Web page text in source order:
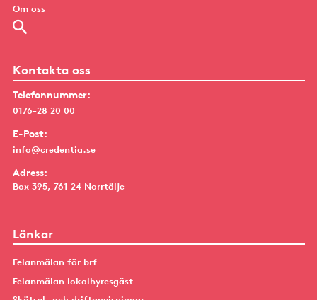
Om oss
Kontakta oss
Telefonnummer:
0176-28 20 00
E-Post:
info@credentia.se
Adress:
Box 395, 761 24 Norrtälje
Länkar
Felanmälan för brf
Felanmälan lokalhyresgäst